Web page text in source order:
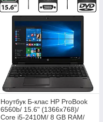
Ноутбук Б-клас HP ProBook
6560b/ 15.6" (1366x768)/
Core i5-2410M/ 8 GB RAM/